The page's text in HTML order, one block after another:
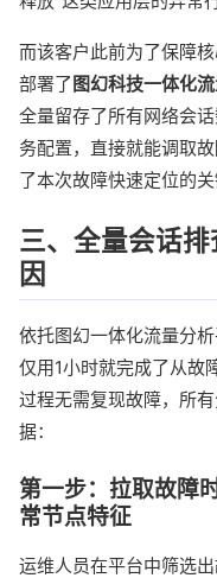
而该客户此前为了保障
部署了图幻科技一体化
全量留存了所有网络会
务配置，直接就能调取
了本次故障快速定位的关
三、全量会话
因
依托图幻一体化流量分
仅用1小时就完成了从故
过程无需复现故障，所
据：
第一步：拉取故障
常节点特征
运维人员在平台中筛选